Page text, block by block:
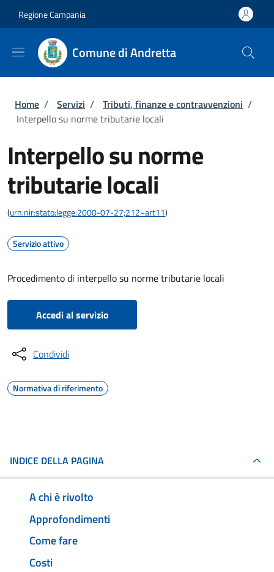
Regione Campania
Comune di Andretta
Briciole di pane
Home / Servizi / Tributi, finanze e contravvenzioni /
Interpello su norme tributarie locali
Interpello su norme
tributarie locali
(urn:nir:stato:legge:2000-07-27;212~art11)
Servizio attivo
Procedimento di interpello su norme tributarie locali
Accedi al servizio
Condividi
Normativa di riferimento
INDICE DELLA PAGINA
A chi è rivolto
Approfondimenti
Come fare
Costi